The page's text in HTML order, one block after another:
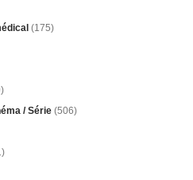
(175)
/ Série (506)